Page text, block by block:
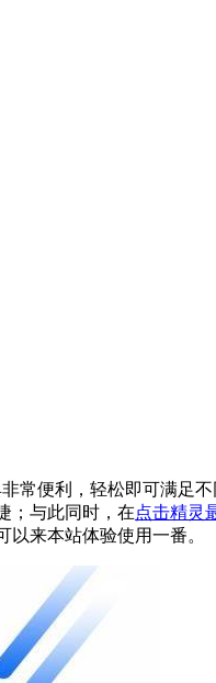
常便利，轻松即可满足
；与此同时，在点击精灵
来本站体验使用一番。